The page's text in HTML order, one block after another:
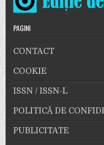
PAGINI
CONTACT
COOKIE
ISSN / ISSN-L
POLITICĂ DE
PUBLICITATE